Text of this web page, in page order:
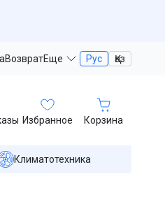
ВозвратЕще Рус Қаз
Избранное Корзина
Климатотехника